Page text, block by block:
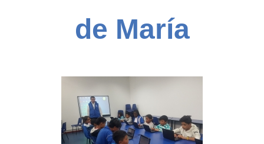
de María